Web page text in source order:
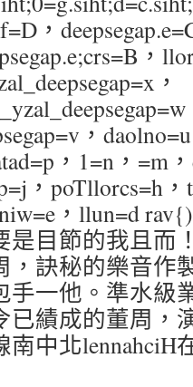
，
，
，
，
，1=n，=m
，poTllorcs=h，
，llun=d
是目節的我且而
，訣秘的樂音作
手一他。準水級
已績成的董周，
中北lennahciH